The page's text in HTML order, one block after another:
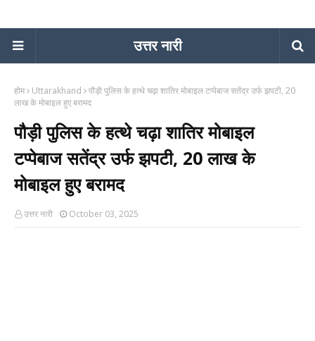
उत्तर नारी
होम Uttarakhand
पौड़ी पुलिस के हत्थे चढ़ा शातिर मोबाइल टप्पेबाज सतेंद्र उर्फ झपटी, 20
लाख के मोबाइल हुए बरामद
पौड़ी पुलिस के हत्थे चढ़ा शातिर मोबाइल
टप्पेबाज सतेंद्र उर्फ झपटी, 20 लाख के
मोबाइल हुए बरामद
उत्तर नारी October 03, 2025